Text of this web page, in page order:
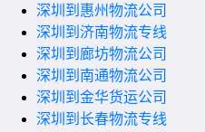
深圳到惠州物流公司
深圳到济南物流专线
深圳到廊坊物流公司
深圳到南通物流公司
深圳到金华货运公司
深圳到长春物流专线